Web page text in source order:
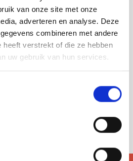
van onze site met onze
adverteren en analyse. Deze
combineren met andere
heeft verstrekt of die ze hebben
uw gebruik van hun services.